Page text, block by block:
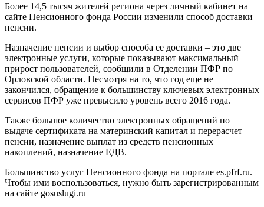
Более 14,5 тысяч жителей региона через личный кабинет на
сайте Пенсионного фонда России изменили способ доставки
пенсии.
Назначение пенсии и выбор способа ее доставки – это две
электронные услуги, которые показывают максимальный
прирост пользователей, сообщили в Отделении ПФР по
Орловской области. Несмотря на то, что год еще не
закончился, обращение к большинству ключевых электронных
сервисов ПФР уже превысило уровень всего 2016 года.
Также большое количество электронных обращений по
выдаче сертификата на материнский капитал и перерасчет
пенсии, назначение выплат из средств пенсионных
накоплений, назначение ЕДВ.
Большинство услуг Пенсионного фонда на портале es.pfrf.ru.
Чтобы ими воспользоваться, нужно быть зарегистрированным
на сайте gosuslugi.ru